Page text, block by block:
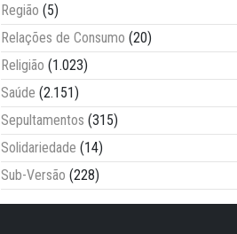
Região (5)
Relações de Consumo (20)
Religião (1.023)
Saúde (2.151)
Sepultamentos (315)
Solidariedade (14)
Sub-Versão (228)